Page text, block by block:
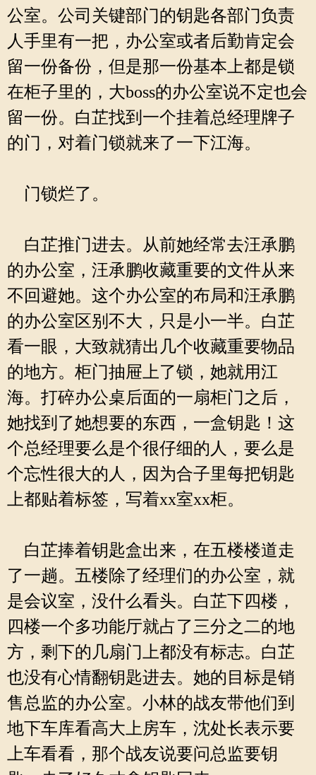
公室。公司关键部门的钥匙各部门负责
人手里有一把，办公室或者后勤肯定会
留一份备份，但是那一份基本上都是锁
在柜子里的，大boss的办公室说不定也会
留一份。白芷找到一个挂着总经理牌子
的门，对着门锁就来了一下江海。
门锁烂了。
白芷推门进去。从前她经常去汪承鹏
的办公室，汪承鹏收藏重要的文件从来
不回避她。这个办公室的布局和汪承鹏
的办公室区别不大，只是小一半。白芷
看一眼，大致就猜出几个收藏重要物品
的地方。柜门抽屉上了锁，她就用江
海。打碎办公桌后面的一扇柜门之后，
她找到了她想要的东西，一盒钥匙！这
个总经理要么是个很仔细的人，要么是
个忘性很大的人，因为合子里每把钥匙
上都贴着标签，写着xx室xx柜。
白芷捧着钥匙盒出来，在五楼楼道走
了一趟。五楼除了经理们的办公室，就
是会议室，没什么看头。白芷下四楼，
四楼一个多功能厅就占了三分之二的地
方，剩下的几扇门上都没有标志。白芷
也没有心情翻钥匙进去。她的目标是销
售总监的办公室。小林的战友带他们到
地下车库看高大上房车，沈处长表示要
上车看看，那个战友说要问总监要钥